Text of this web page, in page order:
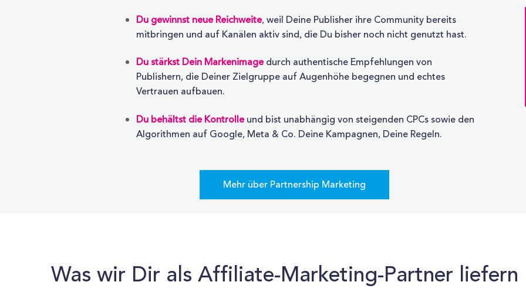
Du gewinnst neue Reichweite,weil Deine Publisher ihre Community bereits
mitbringen und auf Kanälen aktiv sind, die Du bisher noch nicht genutzt hast.
Du stärkst Dein Markenimagedurch authentische Empfehlungen von
Publishern, die Deiner Zielgruppe auf Augenhöhe begegnen und echtes
Vertrauen aufbauen.
Du behältst die Kontrolle und bist unabhängig von steigenden CPCs sowie den
Algorithmen auf Google, Meta & Co. Deine Kampagnen, Deine Regeln.
Mehr über Partnership Marketing
Was wir Dir als Affiliate-Marketing-Partner liefern